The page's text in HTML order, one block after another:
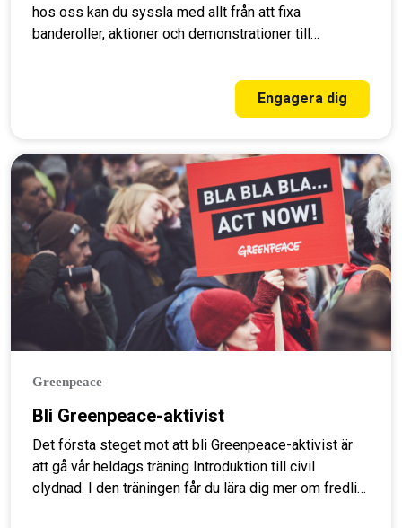
hos oss kan du syssla med allt från att fixa
banderoller, aktioner och demonstrationer till
att du som volontär ska växa och med oss.
Engagera dig
Greenpeace
Bli Greenpeace-aktivist
Det första steget mot att bli Greenpeace-aktivist är
att gå vår heldags träning Introduktion till civil
olydnad. I den träningen får du lära dig mer om fredlig